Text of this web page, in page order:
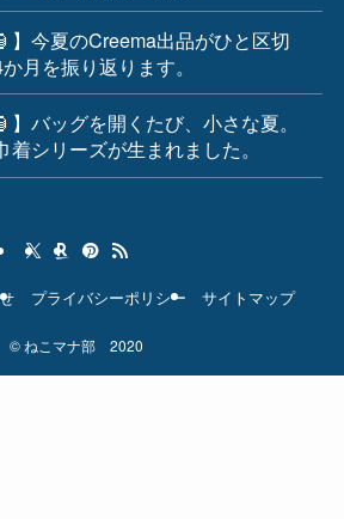
】今夏のCreema出品がひと区切
月を振り返ります。
】バッグを開くたび、小さな夏。
シリーズが生まれました。
プライバシーポリシー サイトマップ
©ねこマナ部 2020